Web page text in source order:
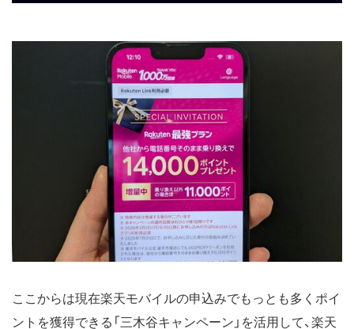
ここからは現在楽天モバイルの申込みでもっとも多くポイ
ントを獲得できる「三木谷キャンペーン」を活用して、楽天